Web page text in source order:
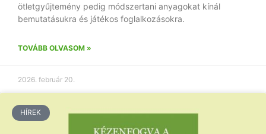
ötletgyűjtemény pedig módszertani anyagokat kínál
bemutatásukra és játékos foglalkozásokra.
TOVÁBB OLVASOM »
2026. február 20.
HÍREK